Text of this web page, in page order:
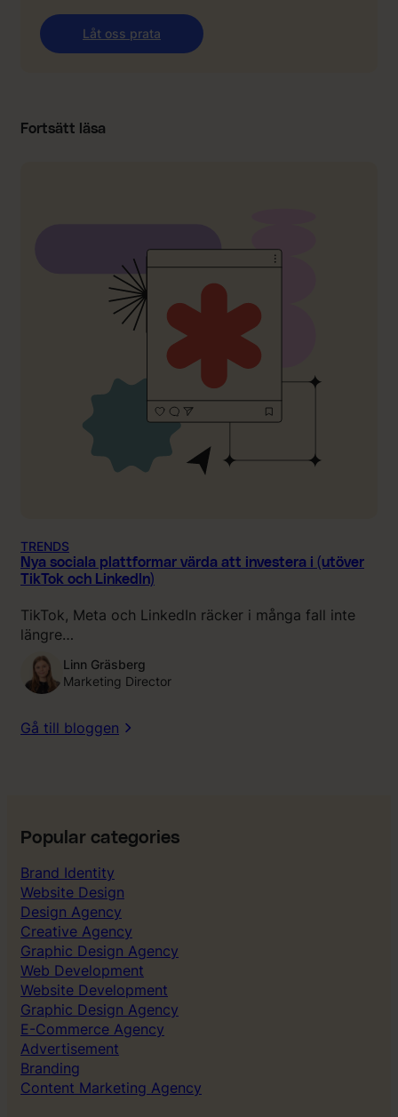
Låt oss prata
Fortsätt läsa
TRENDS
Nya sociala plattformar värda att investera i (utöver
TikTok och LinkedIn)
TikTok, Meta och LinkedIn räcker i många fall inte
längre…
Linn Gräsberg
Marketing Director
Gå till bloggen
Popular categories
Brand Identity
Website Design
Design Agency
Creative Agency
Graphic Design Agency
Web Development
Website Development
Graphic Design Agency
E-Commerce Agency
Advertisement
Branding
Content Marketing Agency